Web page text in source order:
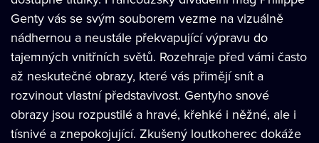
Genty vás se svým souborem vezme na vizuálně
nádhernou a neustále překvapující výpravu do
tajemných vnitřních světů. Rozehraje před vámi často
až neskutečné obrazy, které vás přimějí snít a
rozvinout vlastní představivost. Gentyho snové
obrazy jsou rozpustilé a hravé, křehké i něžné, ale i
tísnivé a znepokojující. Zkušený loutkoherec dokáže